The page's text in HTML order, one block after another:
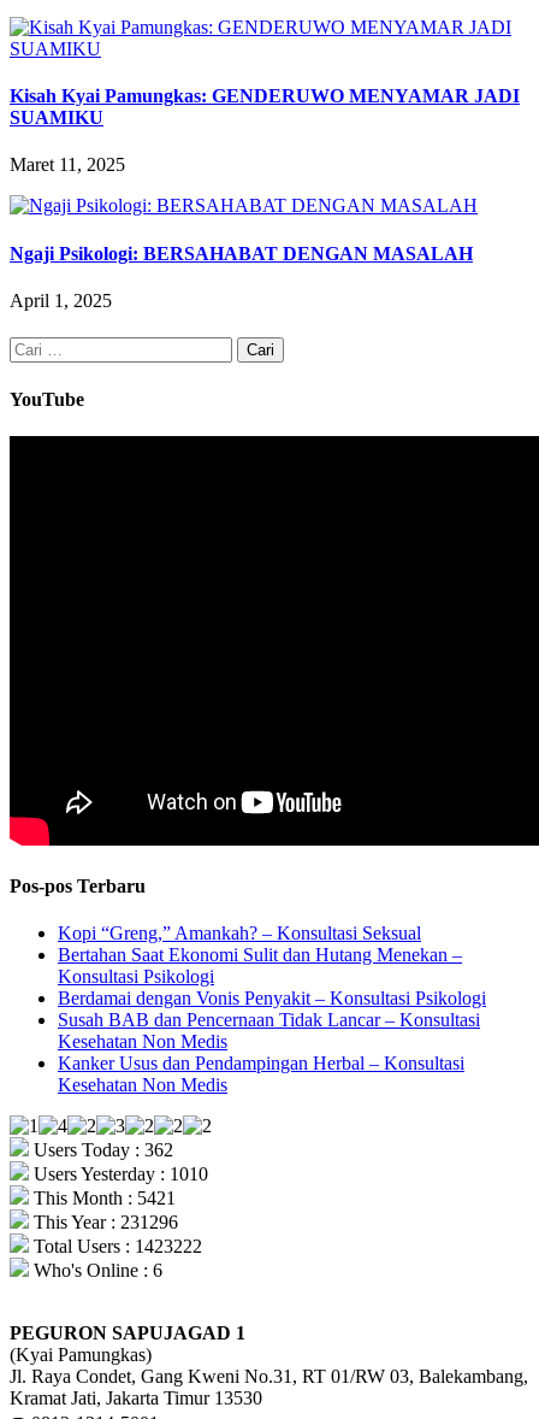
Kisah Kyai Pamungkas: GENDERUWO MENYAMAR JADI
SUAMIKU
Maret 11, 2025
Ngaji Psikologi: BERSAHABAT DENGAN MASALAH
April 1, 2025
Cari
untuk:
YouTube
Pos-pos Terbaru
Kopi “Greng,” Amankah? – Konsultasi Seksual
Bertahan Saat Ekonomi Sulit dan Hutang Menekan –
Konsultasi Psikologi
Berdamai dengan Vonis Penyakit – Konsultasi Psikologi
Susah BAB dan Pencernaan Tidak Lancar – Konsultasi
Kesehatan Non Medis
Kanker Usus dan Pendampingan Herbal – Konsultasi
Kesehatan Non Medis
Users Today : 362
Users Yesterday : 1010
This Month : 5421
This Year : 231296
Total Users : 1423222
Who's Online : 6
PEGURON SAPUJAGAD 1
(Kyai Pamungkas)
Jl. Raya Condet, Gang Kweni No.31, RT 01/RW 03, Balekambang,
Kramat Jati, Jakarta Timur 13530